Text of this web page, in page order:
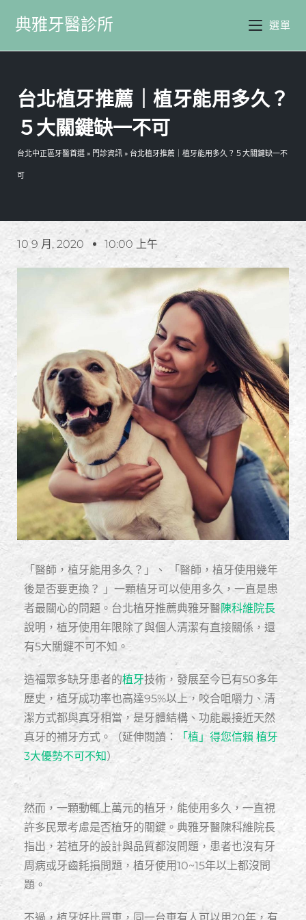
典雅牙醫診所 選單
台北植牙推薦｜植牙能用多久？
５大關鍵缺一不可
台北中正區牙醫首選 » 門診資訊 » 台北植牙推薦｜植牙能用多久？５大關鍵缺一不
可
10 9 月, 2020 10:00 上午
「醫師，植牙能用多久？」、 「醫師，植牙使用幾年
後是否要更換？ 」一顆植牙可以使用多久，一直是患
者最關心的問題。台北植牙推薦典雅牙醫陳科維院長
說明，植牙使用年限除了與個人清潔有直接關係，還
有5大關鍵不可不知。
造福眾多缺牙患者的植牙技術，發展至今已有50多年
歷史，植牙成功率也高達95%以上，咬合咀嚼力、清
潔方式都與真牙相當，是牙體結構、功能最接近天然
真牙的補牙方式。（延伸閱讀：
「植」得您信賴 植牙
3大優勢不可不知）
然而，一顆動輒上萬元的植牙，能使用多久，一直視
許多民眾考慮是否植牙的關鍵。典雅牙醫陳科維院長
指出，若植牙的設計與品質都沒問題，患者也沒有牙
周病或牙齒耗損問題，植牙使用10~15年以上都沒問
題。